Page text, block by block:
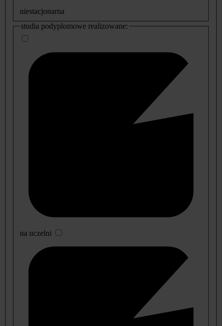
niestacjonarna
studia podyplomowe realizowane:
na uczelni